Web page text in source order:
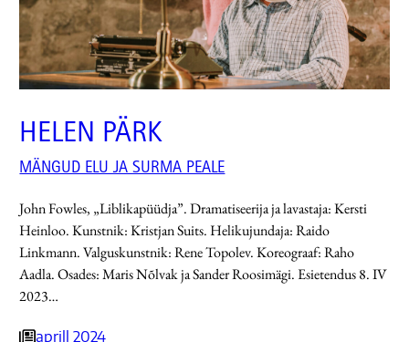
HELEN PÄRK
MÄNGUD ELU JA SURMA PEALE
John Fowles, „Liblikapüüdja”. Dramatiseerija ja lavastaja: Kersti
Heinloo. Kunstnik: Kristjan Suits. Helikujundaja: Raido
Linkmann. Valguskunstnik: Rene Topolev. Koreograaf: Raho
Aadla. Osades: Maris Nõlvak ja Sander Roosimägi. Esietendus 8. IV
2023…
aprill 2024